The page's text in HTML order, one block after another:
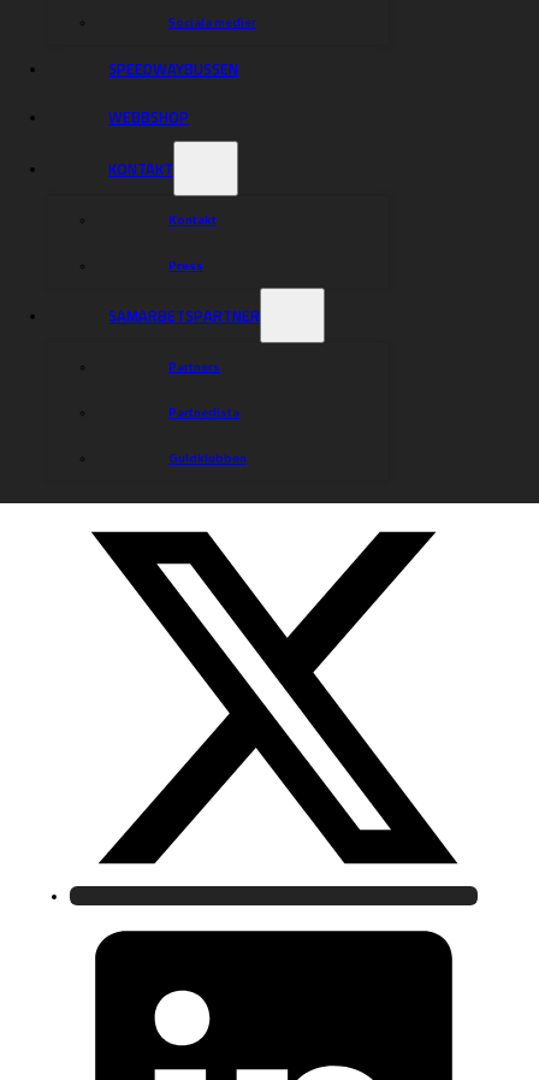
Sociala medier
SPEEDWAYBUSSEN
WEBBSHOP
KONTAKT
Kontakt
Press
SAMARBETSPARTNER
Partners
Partnerlista
Guldklubben
Dela nyheten: